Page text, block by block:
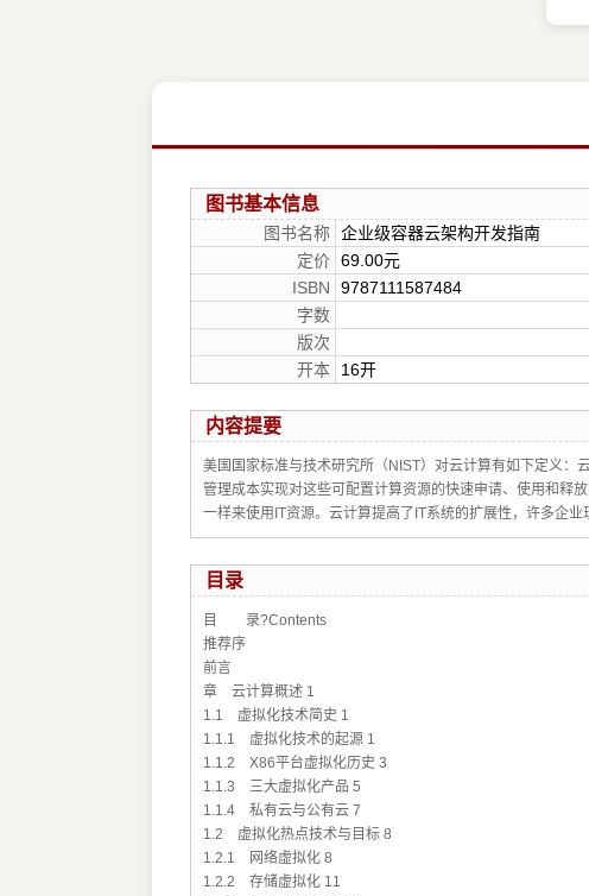
图书基本信息
图书名称 企业级容器云架构开发指南
定价 69.00元
ISBN
9787111587484
字数
版次
开本
16开
内容提要
美国国家标准与技术研究所（NIST）对云计算有如下定义：
管理成本实现对这些可配置计算资源的快速申请、使用和释
一样来使用IT资源。云计算提高了IT系统的扩展性，许多企
目录
目 录?Contents
推荐序
前言
章 云计算概述 1
1.1 虚拟化技术简史 1
1.1.1 虚拟化技术的起源 1
1.1.2 X86平台虚拟化历史 3
1.1.3 三大虚拟化产品 5
1.1.4 私有云与公有云 7
1.2 虚拟化热点技术与目标 8
1.2.1 网络虚拟化 8
1.2.2 存储虚拟化 11